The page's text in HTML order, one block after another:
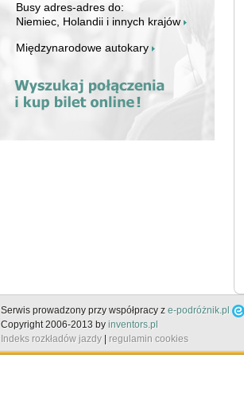
Busy adres-adres do:
Niemiec, Holandii i innych krajów
Międzynarodowe autokary
Serwis prowadzony przy współpracy z e-podróżnik.pl
Copyright 2006-2013 by inventors.pl
Indeks rozkładów jazdy
regulamin cookies